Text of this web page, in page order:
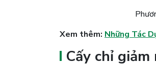
Xem thêm: Những Tác
Cấy chỉ